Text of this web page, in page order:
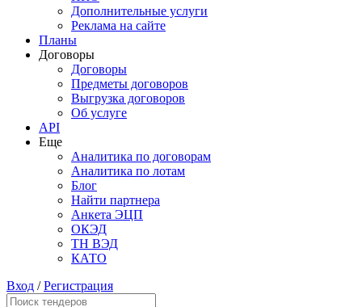
Дополнительные услуги
Реклама на сайте
Планы
Договоры
Договоры
Предметы договоров
Выгрузка договоров
Об услуге
API
Еще
Аналитика по договорам
Аналитика по лотам
Блог
Найти партнера
Анкета ЭЦП
ОКЭД
ТН ВЭД
КАТО
Вход /Регистрация